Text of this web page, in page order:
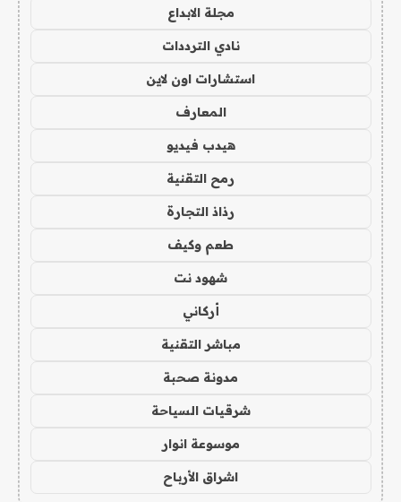
مجلة الابداع
نادي الترددات
استشارات اون لاين
المعارف
هيدب فيديو
رمح التقنية
رذاذ التجارة
طعم وكيف
شهود نت
أركاني
مباشر التقنية
مدونة صحبة
شرقيات السياحة
موسوعة انوار
اشراق الأرباح